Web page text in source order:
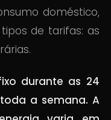
doméstico,
de tarifas: as
durante as 24
a semana. A